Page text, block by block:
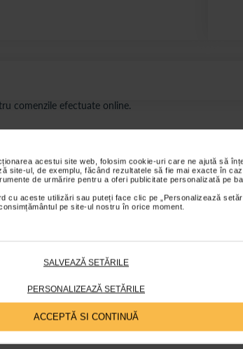
acestui site web, folosim cookie-uri care ne ajută să
site-ul, de exemplu, făcând rezultatele să fie mai exacte în
de urmărire pentru a oferi publicitate personalizată pe
cu aceste utilizări sau puteți face clic pe „Personalizează
pe site-ul nostru în orice moment.
SALVEAZĂ SETĂRILE
PERSONALIZEAZĂ SETĂRILE
ACCEPTĂ SI CONTINUĂ
comenzile efectuate online.
(sterile)